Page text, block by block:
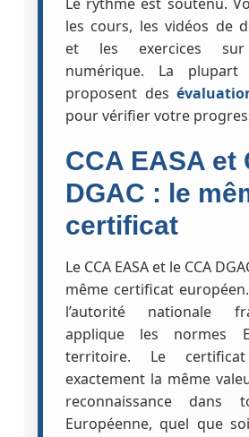
les cours, les vidéos de
et les exercices sur
numérique. La plupart
proposent des
pour vérifier votre
CCA EASA et
DGAC : le
certificat
Le CCA EASA et le CCA
même certificat
l’autorité nationale
applique les normes
territoire. Le
exactement la même
reconnaissance dans
Européenne, quel que